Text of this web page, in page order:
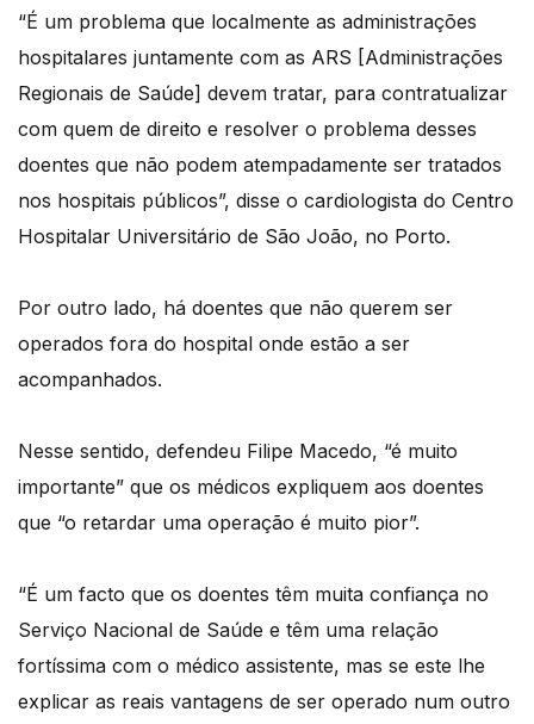
“É um problema que localmente as administrações
hospitalares juntamente com as ARS [Administrações
Regionais de Saúde] devem tratar, para contratualizar
com quem de direito e resolver o problema desses
doentes que não podem atempadamente ser tratados
nos hospitais públicos”, disse o cardiologista do Centro
Hospitalar Universitário de São João, no Porto.
Por outro lado, há doentes que não querem ser
operados fora do hospital onde estão a ser
acompanhados.
Nesse sentido, defendeu Filipe Macedo, “é muito
importante” que os médicos expliquem aos doentes
que “o retardar uma operação é muito pior”.
“É um facto que os doentes têm muita confiança no
Serviço Nacional de Saúde e têm uma relação
fortíssima com o médico assistente, mas se este lhe
explicar as reais vantagens de ser operado num outro